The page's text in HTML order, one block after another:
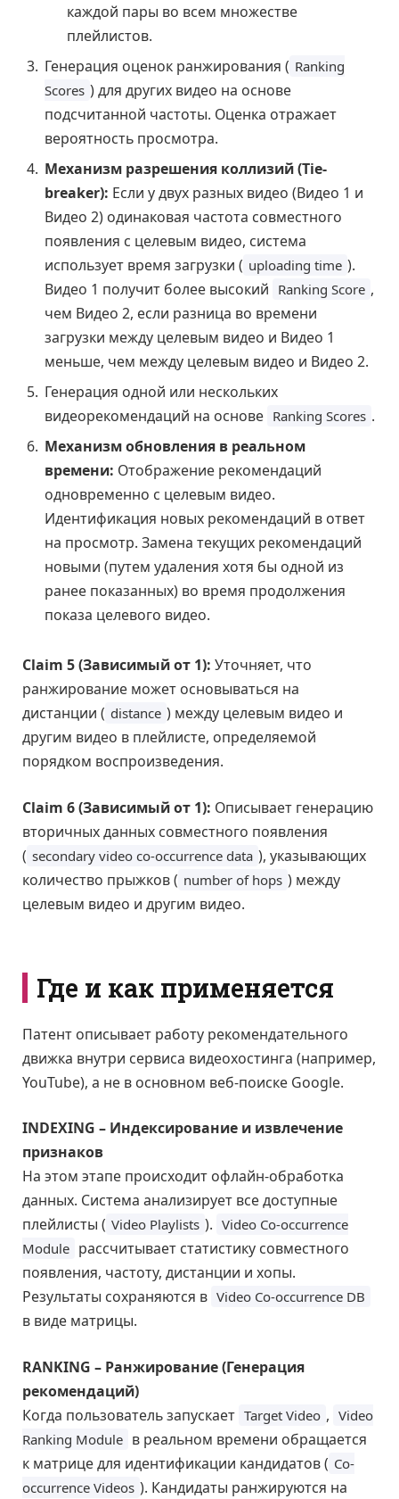
каждой пары во всем множестве
плейлистов.
Генерация оценок ранжирования ( Ranking
Scores ) для других видео на основе
подсчитанной частоты. Оценка отражает
вероятность просмотра.
Механизм разрешения коллизий (Tie-
breaker): Если у двух разных видео (Видео 1 и
Видео 2) одинаковая частота совместного
появления с целевым видео, система
использует время загрузки ( uploading time ).
Видео 1 получит более высокий Ranking Score ,
чем Видео 2, если разница во времени
загрузки между целевым видео и Видео 1
меньше, чем между целевым видео и Видео 2.
Генерация одной или нескольких
видеорекомендаций на основе Ranking Scores .
Механизм обновления в реальном
времени: Отображение рекомендаций
одновременно с целевым видео.
Идентификация новых рекомендаций в ответ
на просмотр. Замена текущих рекомендаций
новыми (путем удаления хотя бы одной из
ранее показанных) во время продолжения
показа целевого видео.
Claim 5 (Зависимый от 1): Уточняет, что
ранжирование может основываться на
дистанции ( distance ) между целевым видео и
другим видео в плейлисте, определяемой
порядком воспроизведения.
Claim 6 (Зависимый от 1): Описывает генерацию
вторичных данных совместного появления
( secondary video co-occurrence data ), указывающих
количество прыжков ( number of hops ) между
целевым видео и другим видео.
Где и как применяется
Патент описывает работу рекомендательного
движка внутри сервиса видеохостинга (например,
YouTube), а не в основном веб-поиске Google.
INDEXING – Индексирование и извлечение
признаков
На этом этапе происходит офлайн-обработка
данных. Система анализирует все доступные
плейлисты ( Video Playlists ). Video Co-occurrence
Module рассчитывает статистику совместного
появления, частоту, дистанции и хопы.
Результаты сохраняются в Video Co-occurrence DB
в виде матрицы.
RANKING – Ранжирование (Генерация
рекомендаций)
Когда пользователь запускает Target Video , Video
Ranking Module в реальном времени обращается
к матрице для идентификации кандидатов ( Co-
occurrence Videos ). Кандидаты ранжируются на